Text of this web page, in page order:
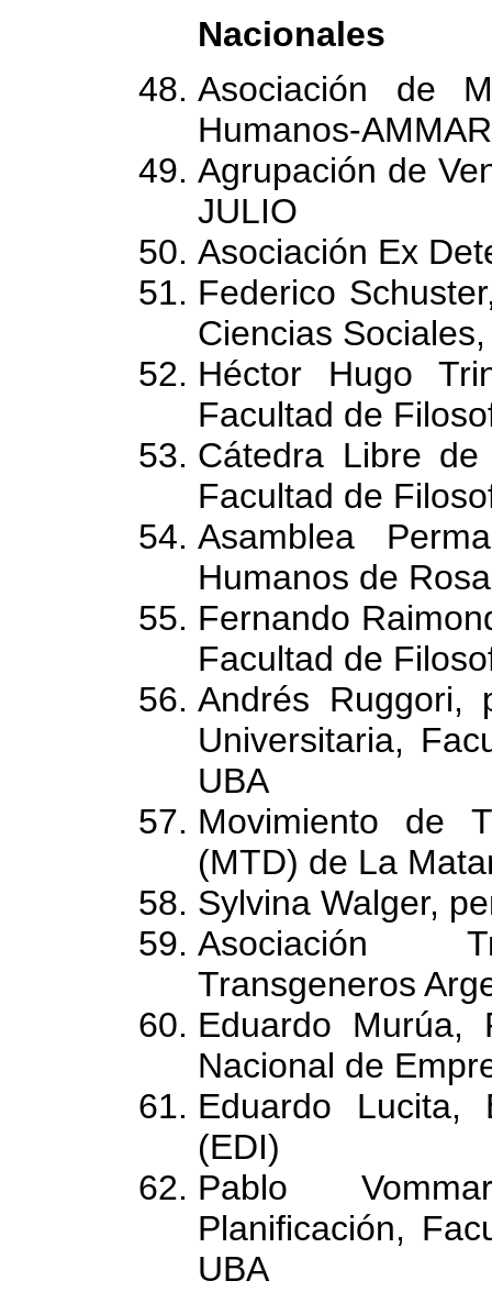
Nacionales
Asociación de
Humanos-
Agrupación de
JULIO
Asociación Ex
Federico
Ciencias
Héctor Hugo
Facultad de
Cátedra Libre
Facultad de
Asamblea
Humanos de
Fernando
Facultad de
Andrés Ruggori,
Universitaria,
UBA
Movimiento de
(MTD) de La
Sylvina Walger,
Asociación
Transgeneros
Eduardo Murúa,
Nacional de
Eduardo Lucita,
(EDI)
Pablo
Planificación,
UBA